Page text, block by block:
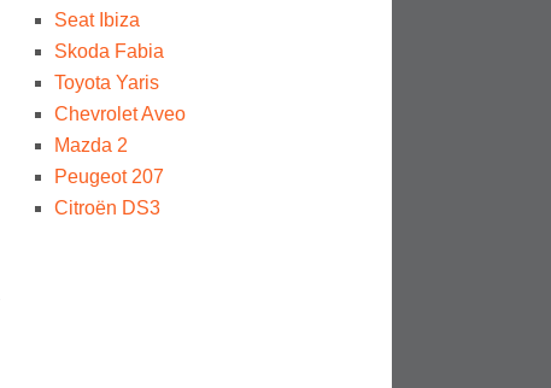
Seat Ibiza
Skoda Fabia
Toyota Yaris
Chevrolet Aveo
Mazda 2
Peugeot 207
Citroën DS3